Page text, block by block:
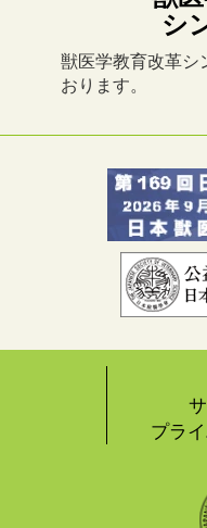
シ
獣医学教育改革シ
おります。
プラ